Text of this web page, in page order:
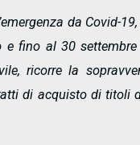
da Covid-
e fino al 30
ricorre la
di acquisto di titoli